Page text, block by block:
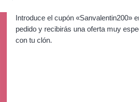
Introduce el cupón «Sanvalentin200»
pedido y recibirás una oferta muy
con tu clón.